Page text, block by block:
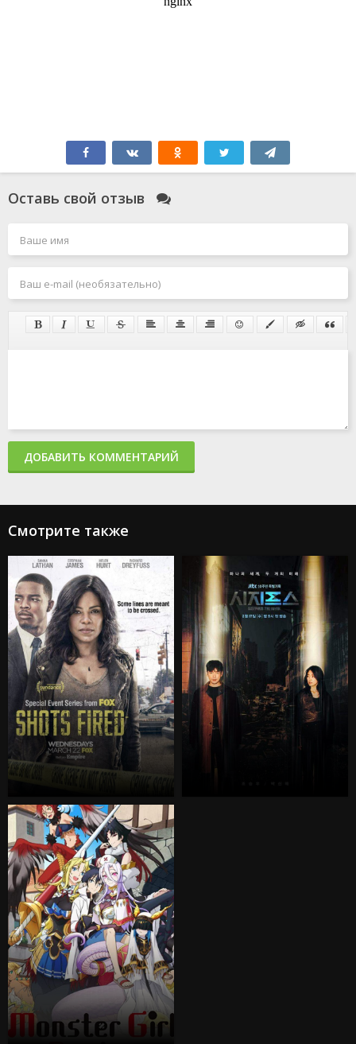
Оставь свой отзыв
ДОБАВИТЬ КОММЕНТАРИЙ
Смотрите также